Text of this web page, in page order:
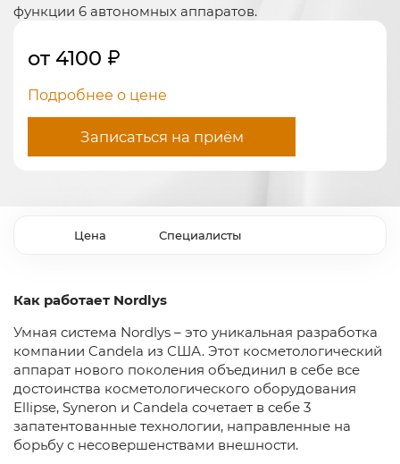
функции 6 автономных аппаратов.
от 4100
Подробнее о цене
Записаться на приём
Цена Специалисты
Как работает Nordlys
Умная система Nordlys – это уникальная разработка
компании Candela из США. Этот косметологический
аппарат нового поколения объединил в себе все
достоинства косметологического оборудования
Ellipse, Syneron и Candela сочетает в себе 3
запатентованные технологии, направленные на
борьбу с несовершенствами внешности.